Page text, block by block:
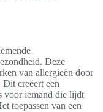
Deze
van allergieën door
creëert een
voor iemand die lijdt
toepassen van een